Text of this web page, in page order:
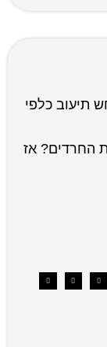
תיעוב כלפי
החרדים? אז